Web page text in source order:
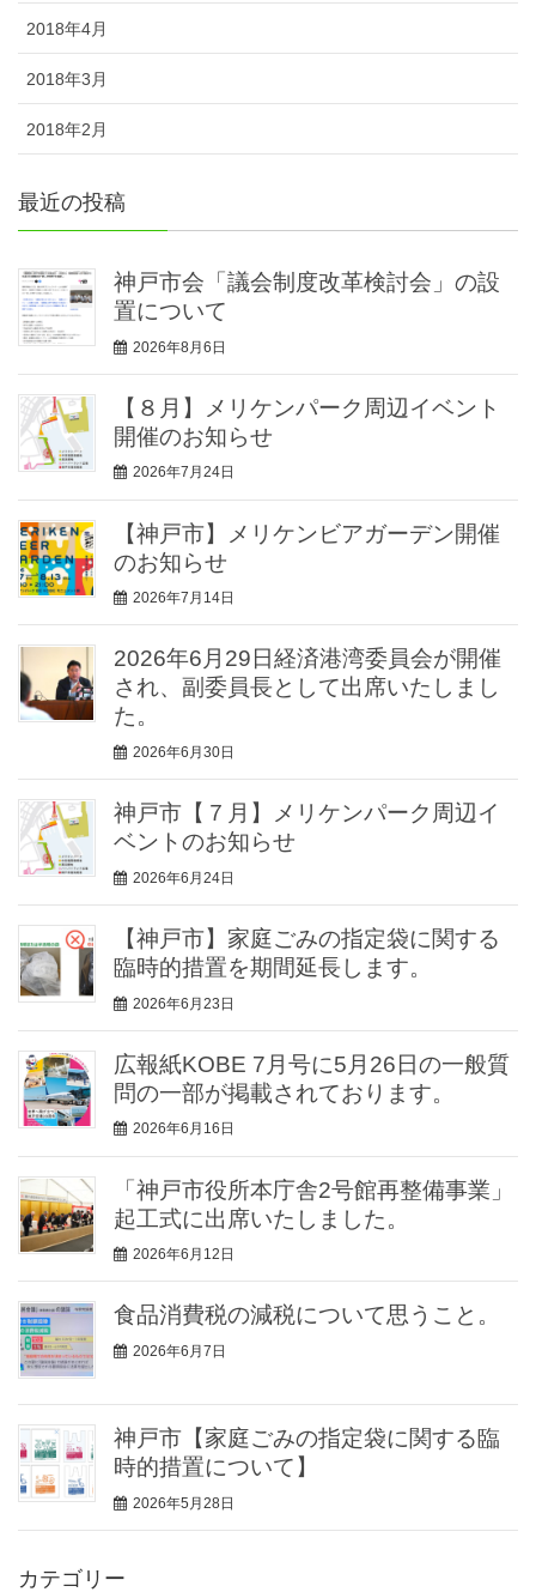
2018年4月
2018年3月
2018年2月
最近の投稿
神戸市会「議会制度改革検討会」の設
置について
2026年8月6日
【８月】メリケンパーク周辺イベント
開催のお知らせ
2026年7月24日
【神戸市】メリケンビアガーデン開催
のお知らせ
2026年7月14日
2026年6月29日経済港湾委員会が開催
され、副委員長として出席いたしまし
た。
2026年6月30日
神戸市【７月】メリケンパーク周辺イ
ベントのお知らせ
2026年6月24日
【神戸市】家庭ごみの指定袋に関する
臨時的措置を期間延長します。
2026年6月23日
広報紙KOBE 7月号に5月26日の一般質
問の一部が掲載されております。
2026年6月16日
「神戸市役所本庁舎2号館再整備事業」
起工式に出席いたしました。
2026年6月12日
食品消費税の減税について思うこと。
2026年6月7日
神戸市【家庭ごみの指定袋に関する臨
時的措置について】
2026年5月28日
カテゴリー